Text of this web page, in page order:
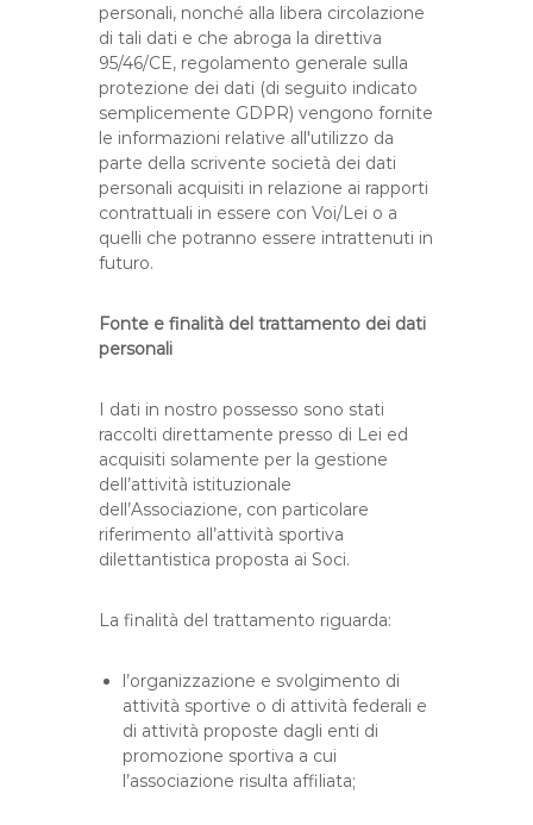
personali, nonché alla libera circolazione
di tali dati e che abroga la direttiva
95/46/CE, regolamento generale sulla
protezione dei dati (di seguito indicato
semplicemente GDPR) vengono fornite
le informazioni relative all'utilizzo da
parte della scrivente società dei dati
personali acquisiti in relazione ai rapporti
contrattuali in essere con Voi/Lei o a
quelli che potranno essere intrattenuti in
futuro.
Fonte e finalità del trattamento dei dati
personali
I dati in nostro possesso sono stati
raccolti direttamente presso di Lei ed
acquisiti solamente per la gestione
dell’attività istituzionale
dell’Associazione, con particolare
riferimento all’attività sportiva
dilettantistica proposta ai Soci.
La finalità del trattamento riguarda:
l’organizzazione e svolgimento di
attività sportive o di attività federali e
di attività proposte dagli enti di
promozione sportiva a cui
l’associazione risulta affiliata;